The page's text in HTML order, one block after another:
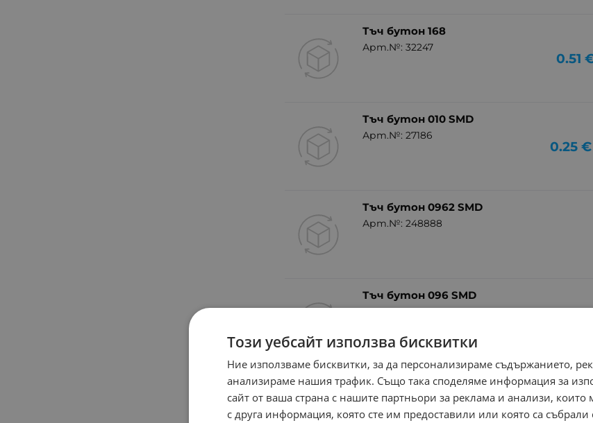
Тъч бутон 168
Арт.№: 32247
0.51
Тъч бутон 010 SMD
Арт.№: 27186
0.25 €
Тъч бутон 0962 SMD
Арт.№: 248888
Тъч бутон 096 SMD
Арт.№: 240866
Тъч бутон 131
Арт.№: 12668
Този уебсайт използва бисквитки
Ние използваме бисквитки, за да персонализираме съдържанието,
анализираме нашия трафик. Също така споделяме информация за
сайт от ваша страна с нашите партньори за реклама и анализи,
с друга информация, която сте им предоставили или която са